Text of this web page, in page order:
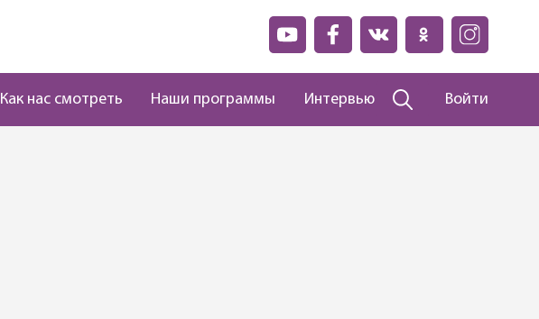
Как нас смотреть Наши программы Интервью Войти